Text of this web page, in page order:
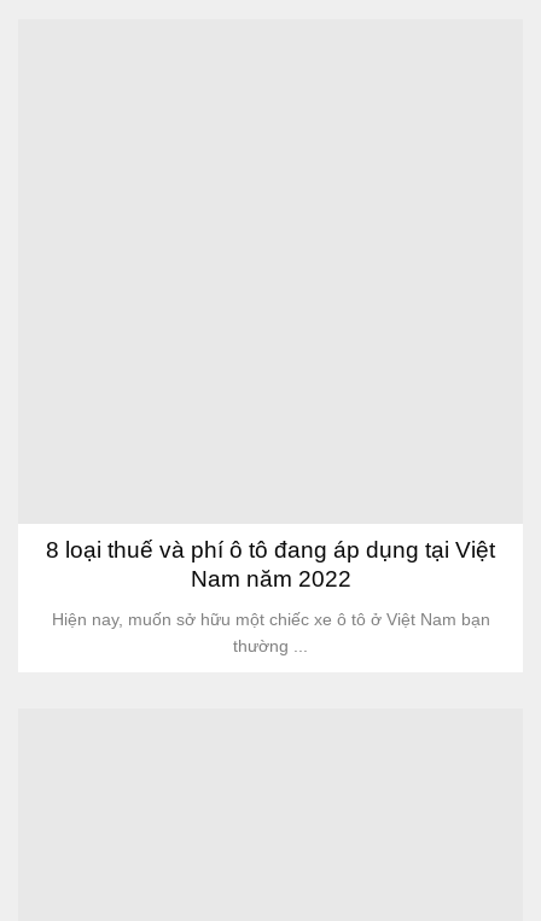
8 loại thuế và phí ô tô đang áp dụng tại Việt
Nam năm 2022
Hiện nay, muốn sở hữu một chiếc xe ô tô ở Việt Nam bạn
thường ...